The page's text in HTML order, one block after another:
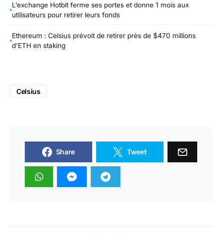
L’exchange Hotbit ferme ses portes et donne 1 mois aux
utilisateurs pour retirer leurs fonds
Ethereum : Celsius prévoit de retirer près de $470 millions
d’ETH en staking
Celsius
Share Tweet